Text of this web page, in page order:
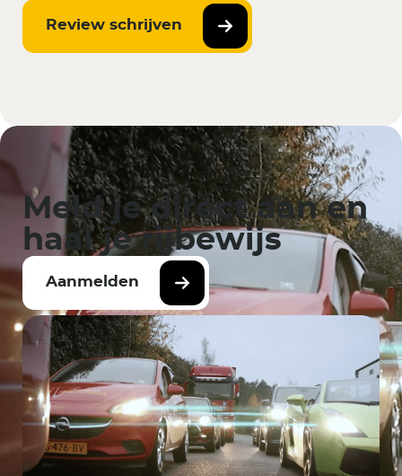
Review schrijven
Meld je direct aan en
haal je rijbewijs
Aanmelden